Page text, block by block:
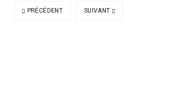
PRÉCÉDENT SUIVANT